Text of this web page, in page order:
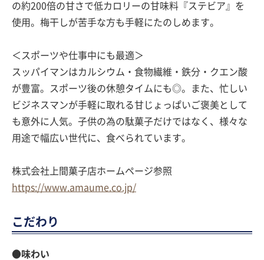
の約200倍の甘さで低カロリーの甘味料『ステビア』を
使用。梅干しが苦手な方も手軽にたのしめます。
＜スポーツや仕事中にも最適＞
スッパイマンはカルシウム・食物繊維・鉄分・クエン酸
が豊富。スポーツ後の休憩タイムにも◎。また、忙しい
ビジネスマンが手軽に取れる甘じょっぱいご褒美として
も意外に人気。子供の為の駄菓子だけではなく、様々な
用途で幅広い世代に、食べられています。
株式会社上間菓子店ホームページ参照
https://www.amaume.co.jp/
こだわり
●味わい